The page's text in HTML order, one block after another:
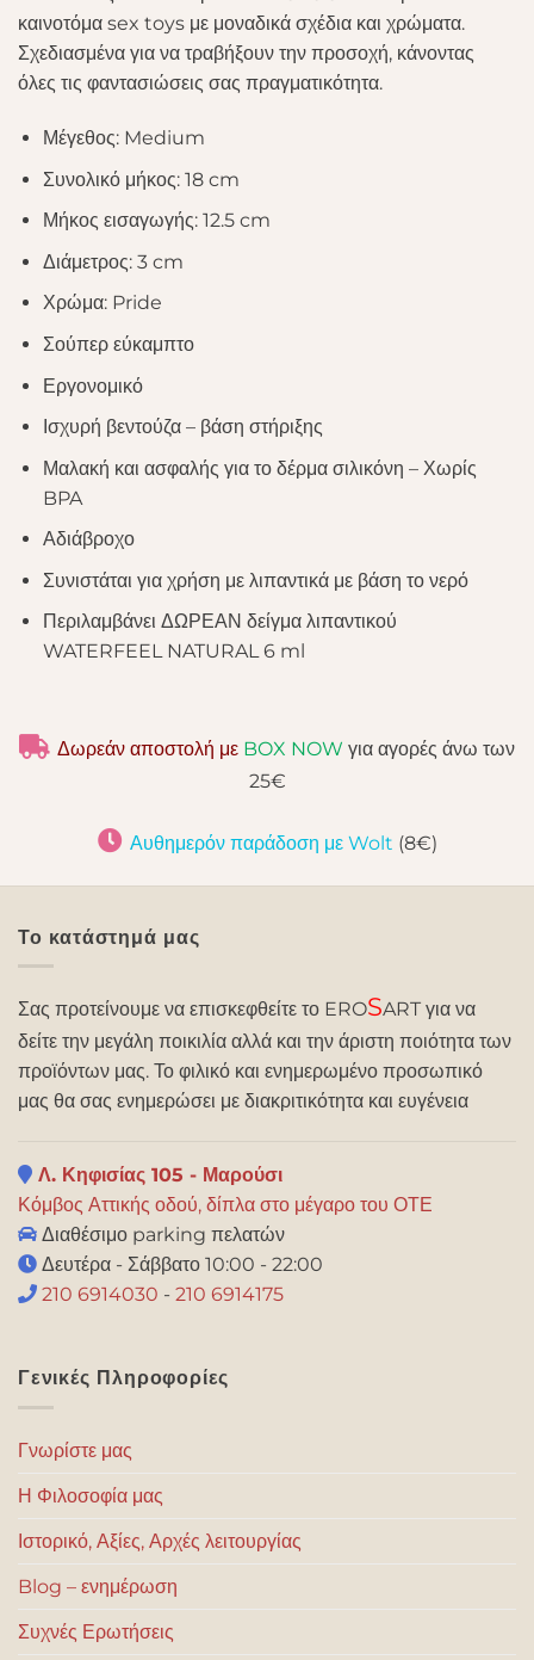
καινοτόμα sex toys με μοναδικά σχέδια και χρώματα.
Σχεδιασμένα για να τραβήξουν την προσοχή, κάνοντας
όλες τις φαντασιώσεις σας πραγματικότητα.
Μέγεθος: Medium
Συνολικό μήκος: 18 cm
Μήκος εισαγωγής: 12.5 cm
Διάμετρος: 3 cm
Χρώμα: Pride
Σούπερ εύκαμπτο
Εργονομικό
Ισχυρή βεντούζα – βάση στήριξης
Μαλακή και ασφαλής για το δέρμα σιλικόνη – Χωρίς
BPA
Αδιάβροχο
Συνιστάται για χρήση με λιπαντικά με βάση το νερό
Περιλαμβάνει ΔΩΡΕΑΝ δείγμα λιπαντικού
WATERFEEL NATURAL 6 ml
Δωρεάν αποστολή με BOX NOW για αγορές άνω των
25€
Αυθημερόν παράδοση με Wolt (8€)
Το κατάστημά μας
Σας προτείνουμε να επισκεφθείτε το EROSART για να
δείτε την μεγάλη ποικιλία αλλά και την άριστη ποιότητα των
προϊόντων μας. Το φιλικό και ενημερωμένο προσωπικό
μας θα σας ενημερώσει με διακριτικότητα και ευγένεια
Λ. Κηφισίας 105 - Μαρούσι
Κόμβος Αττικής οδού, δίπλα στο μέγαρο του ΟΤΕ
Διαθέσιμο parking πελατών
Δευτέρα - Σάββατο 10:00 - 22:00
210 6914030 - 210 6914175
Γενικές Πληροφορίες
Γνωρίστε μας
Η Φιλοσοφία μας
Ιστορικό, Αξίες, Αρχές λειτουργίας
Blog – ενημέρωση
Συχνές Ερωτήσεις